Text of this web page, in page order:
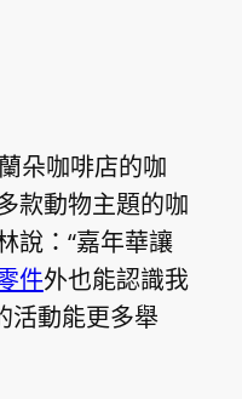
朵咖啡店的咖
款動物主題的咖
說：“嘉年華讓
件外也能認識我
活動能更多舉